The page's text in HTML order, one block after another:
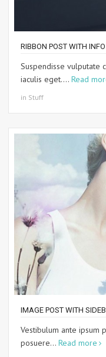
RIBBON POST WITH INFO
Suspendisse vulputate
iaculis eget.... Read
in Stuff
IMAGE POST WITH
Vestibulum ante ipsum
posuere... Read more